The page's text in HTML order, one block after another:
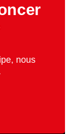
nous